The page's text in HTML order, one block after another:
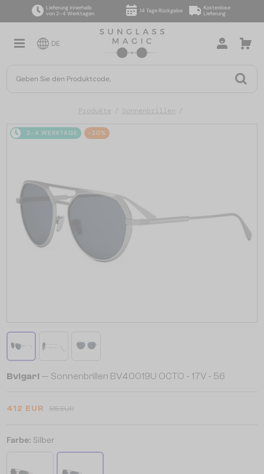
Lieferung innerhalb
von 2–4 Werktagen
14 Tage Rückgabe
Kostenlose
Lieferung
DE
Produkte Sonnenbrillen
2-4 WERKTAGE -20%
Bvlgari — Sonnenbrillen BV40019U OCTO - 17V - 56
412 EUR 515 EUR
Farbe: Silber